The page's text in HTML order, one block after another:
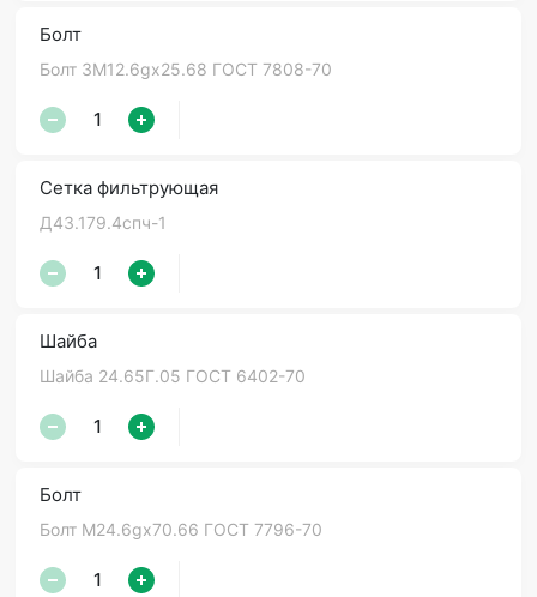
Болт
Болт 3М12.6gх25.68 ГОСТ 7808-70
Сетка фильтрующая
Д43.179.4спч-1
Шайба
Шайба 24.65Г.05 ГОСТ 6402-70
Болт
Болт М24.6gх70.66 ГОСТ 7796-70